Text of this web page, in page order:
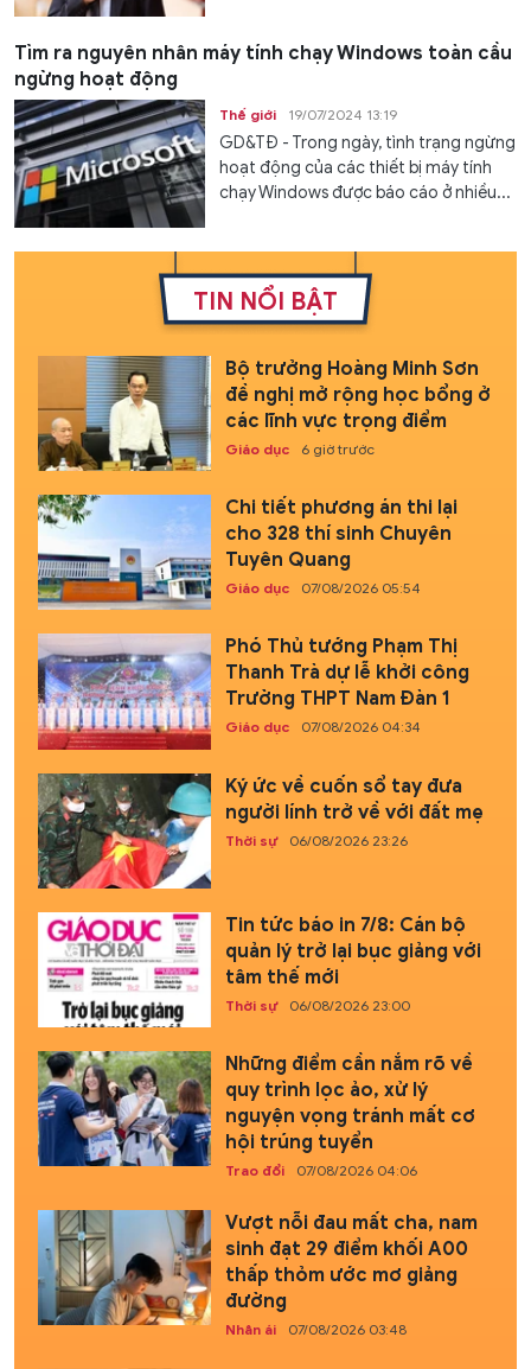
Tìm ra nguyên nhân máy tính chạy Windows toàn cầu
ngừng hoạt động
Thế giới 19/07/2024 13:19
GD&TĐ - Trong ngày, tình trạng ngừng
hoạt động của các thiết bị máy tính
chạy Windows được báo cáo ở nhiều...
TIN NỔI BẬT
Bộ trưởng Hoàng Minh Sơn
đề nghị mở rộng học bổng ở
các lĩnh vực trọng điểm
Giáo dục 6 giờ trước
Chi tiết phương án thi lại
cho 328 thí sinh Chuyên
Tuyên Quang
Giáo dục 07/08/2026 05:54
Phó Thủ tướng Phạm Thị
Thanh Trà dự lễ khởi công
Trường THPT Nam Đàn 1
Giáo dục 07/08/2026 04:34
Ký ức về cuốn sổ tay đưa
người lính trở về với đất mẹ
Thời sự 06/08/2026 23:26
Tin tức báo in 7/8: Cán bộ
quản lý trở lại bục giảng với
tâm thế mới
Thời sự 06/08/2026 23:00
Những điểm cần nắm rõ về
quy trình lọc ảo, xử lý
nguyện vọng tránh mất cơ
hội trúng tuyển
Trao đổi 07/08/2026 04:06
Vượt nỗi đau mất cha, nam
sinh đạt 29 điểm khối A00
thấp thỏm ước mơ giảng
đường
Nhân ái 07/08/2026 03:48